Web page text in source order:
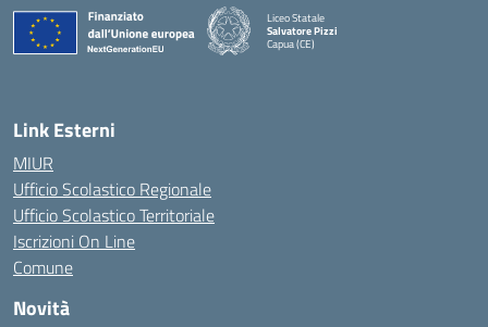
Liceo Statale
Salvatore Pizzi
Capua (CE)
— Visita la pagina iniziale della scuola
Link Esterni
MIUR
Ufficio Scolastico Regionale
Ufficio Scolastico Territoriale
Iscrizioni On Line
Comune
Novità